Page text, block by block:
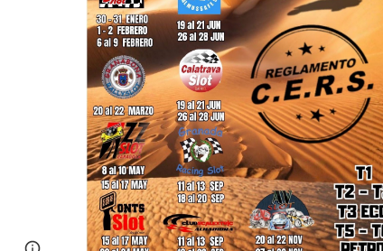
Google Sites Report abuse